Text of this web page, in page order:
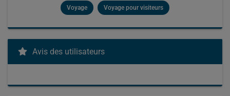
Voyage Voyage pour visiteurs
Avis des utilisateurs